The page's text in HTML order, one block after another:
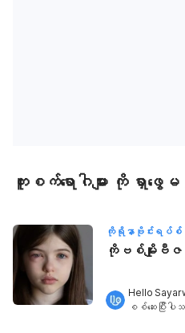
ကူးစက်ရောဂါများ ကို ရှာဖွေ
ကိုရိုနာဗိုင်းရပ်စ်
ကိုဗစ်မျိုးဗီဇ
Hello
စစ်ဆေးပြီးပ